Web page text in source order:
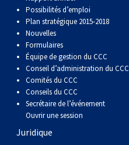
Possibilités d’emploi
Plan stratégique 2015-2018
Nouvelles
Formulaires
Équipe de gestion du CCC
Conseil d’administration du CCC
Comités du CCC
Conseils du CCC
Secrétaire de l’événement
Ouvrir une session
Juridique